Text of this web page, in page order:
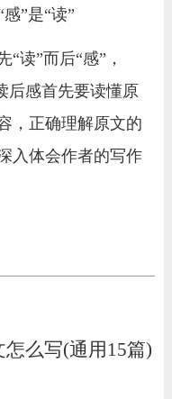
”是“读”
读”而后“感”，
后感首先要读懂原
，正确理解原文的
入体会作者的写作
么写(通用15篇)